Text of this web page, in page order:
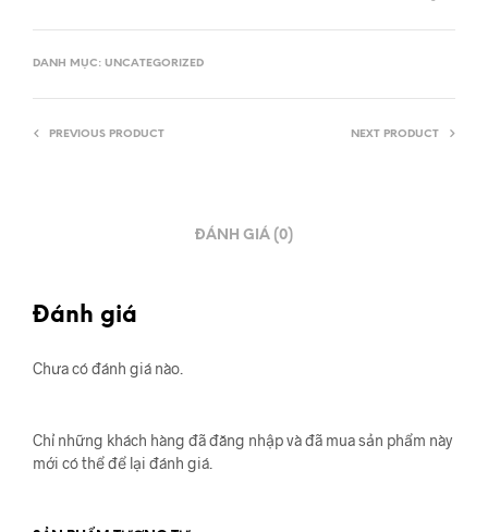
DANH MỤC: UNCATEGORIZED
PREVIOUS PRODUCT NEXT PRODUCT
ĐÁNH GIÁ (0)
Đánh giá
Chưa có đánh giá nào.
Chỉ những khách hàng đã đăng nhập và đã mua sản phẩm này
mới có thể để lại đánh giá.